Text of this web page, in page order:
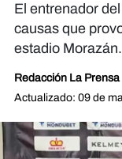
El entrenador
causas que
estadio Morazán.
Redacción La Prensa
Actualizado: 09 de